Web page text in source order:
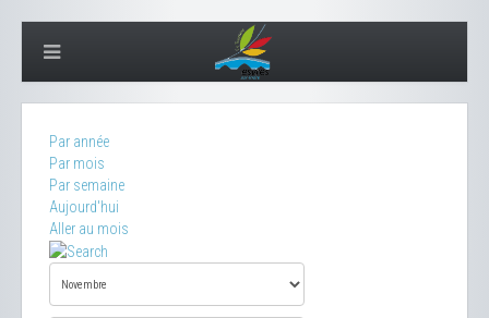
Par année
Par mois
Par semaine
Aujourd'hui
Aller au mois